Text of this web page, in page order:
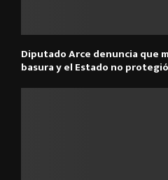
Diputado Arce denuncia que
basura y el Estado no